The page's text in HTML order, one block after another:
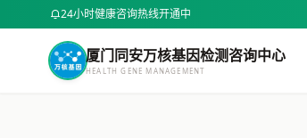
24小时健康咨询热线开通中
厦门同安万核基因检测咨询中心
HEALTH GENE MANAGEMENT
样本采集指南
BMI计算器